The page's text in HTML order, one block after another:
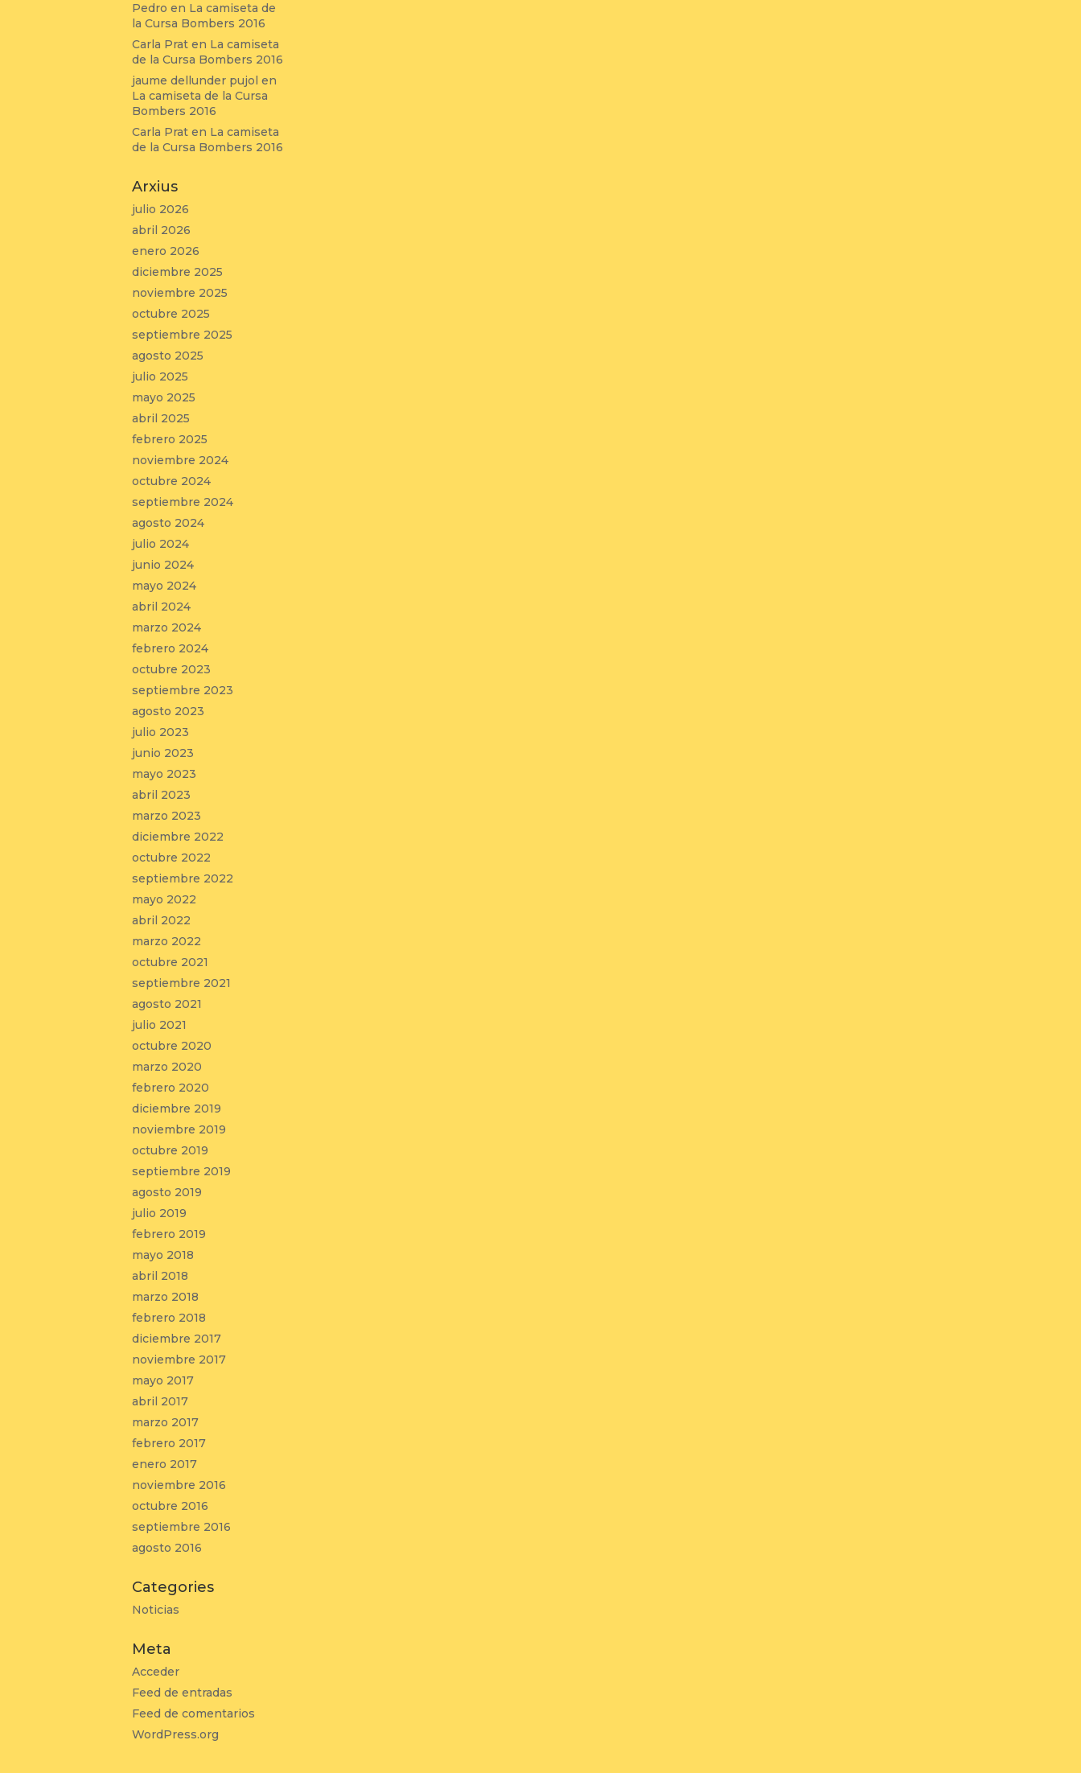
Pedro en La camiseta de
la Cursa Bombers 2016
Carla Prat en La camiseta
de la Cursa Bombers 2016
jaume dellunder pujol en
La camiseta de la Cursa
Bombers 2016
Carla Prat en La camiseta
de la Cursa Bombers 2016
Arxius
julio 2026
abril 2026
enero 2026
diciembre 2025
noviembre 2025
octubre 2025
septiembre 2025
agosto 2025
julio 2025
mayo 2025
abril 2025
febrero 2025
noviembre 2024
octubre 2024
septiembre 2024
agosto 2024
julio 2024
junio 2024
mayo 2024
abril 2024
marzo 2024
febrero 2024
octubre 2023
septiembre 2023
agosto 2023
julio 2023
junio 2023
mayo 2023
abril 2023
marzo 2023
diciembre 2022
octubre 2022
septiembre 2022
mayo 2022
abril 2022
marzo 2022
octubre 2021
septiembre 2021
agosto 2021
julio 2021
octubre 2020
marzo 2020
febrero 2020
diciembre 2019
noviembre 2019
octubre 2019
septiembre 2019
agosto 2019
julio 2019
febrero 2019
mayo 2018
abril 2018
marzo 2018
febrero 2018
diciembre 2017
noviembre 2017
mayo 2017
abril 2017
marzo 2017
febrero 2017
enero 2017
noviembre 2016
octubre 2016
septiembre 2016
agosto 2016
Categories
Noticias
Meta
Acceder
Feed de entradas
Feed de comentarios
WordPress.org